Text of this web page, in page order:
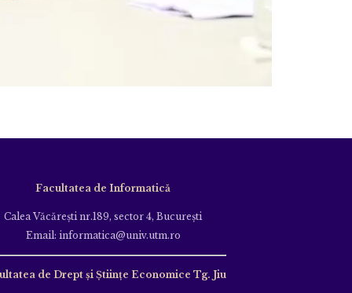
Facultatea de Informatică
Calea Văcăreşti nr.189, sector 4, Bucureşti
Email: informatica@univ.utm.ro
de Drept și Științe Economice Tg. Jiu